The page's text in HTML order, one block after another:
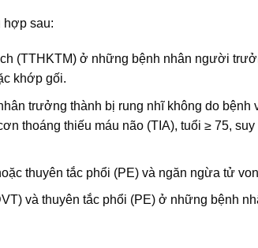
hợp sau:
(TTHKTM) ở những bệnh nhân người
khớp gối.
trưởng thành bị rung nhĩ không do bệnh
thoáng thiếu máu não (TIA), tuổi ≥ 75,
thuyên tắc phổi (PE) và ngăn ngừa tử
và thuyên tắc phổi (PE) ở những bệnh